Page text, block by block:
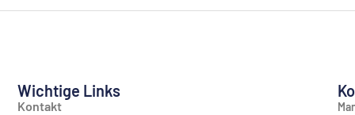
Wichtige Links
Kontakt